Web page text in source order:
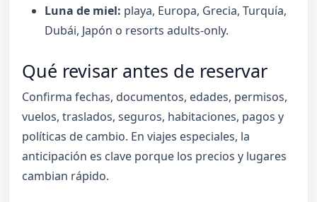
Luna de miel: playa, Europa, Grecia, Turquía,
Dubái, Japón o resorts adults-only.
Qué revisar antes de reservar
Confirma fechas, documentos, edades, permisos,
vuelos, traslados, seguros, habitaciones, pagos y
políticas de cambio. En viajes especiales, la
anticipación es clave porque los precios y lugares
cambian rápido.